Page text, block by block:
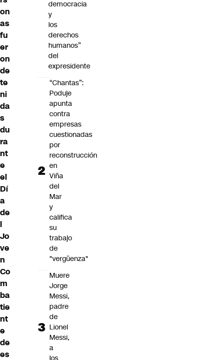
on
as
fu
er
on
de
te
ni
da
s
du
ra
nt
e
el
Dí
a
de
l
Jo
ve
n
Co
m
ba
tie
nt
e
de
es
democracia
y
los
derechos
humanos”
del
expresidente
“Chantas”:
Poduje
apunta
contra
empresas
cuestionadas
por
reconstrucción
en
Viña
del
Mar
y
califica
su
trabajo
de
"vergüenza"
Muere
Jorge
Messi,
padre
de
Lionel
Messi,
a
los